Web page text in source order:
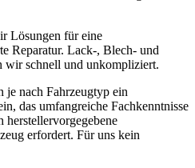
Lösungen für eine
Reparatur. Lack-, Blech- und
wir schnell und unkompliziert.
je nach Fahrzeugtyp ein
das umfangreiche Fachkenntnisse
herstellervorgegebene
erfordert. Für uns kein